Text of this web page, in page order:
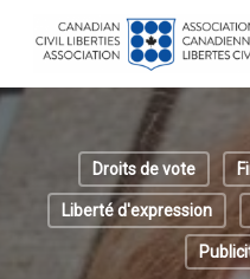
content
Droits de vote
Liberté d'expression